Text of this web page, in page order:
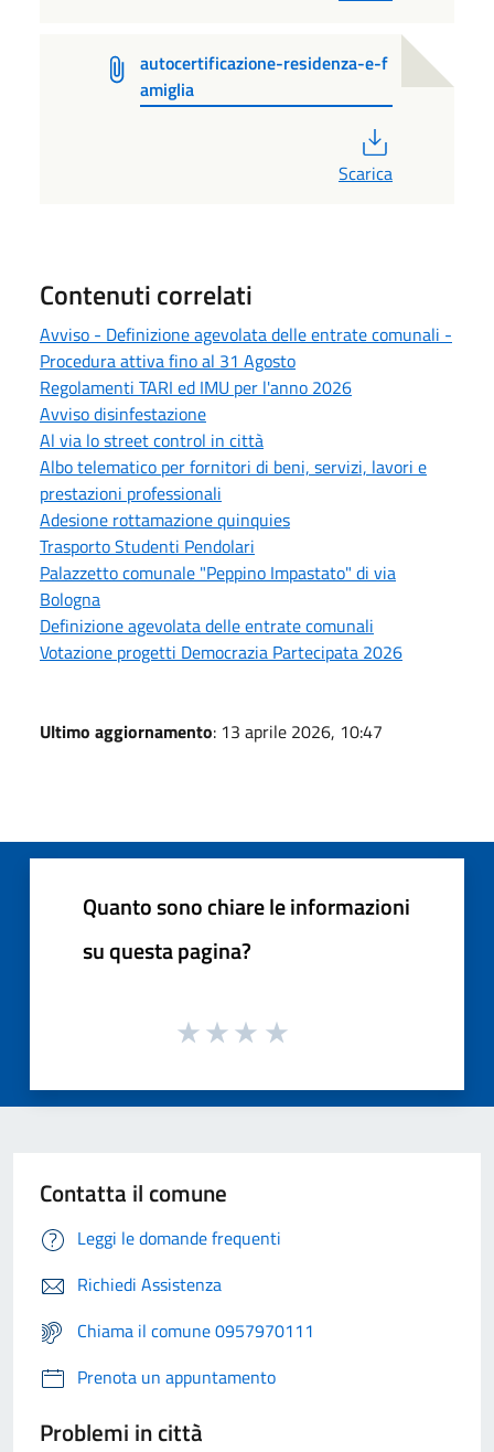
autocertificazione-residenza-e-f
amiglia
Scarica
Contenuti correlati
Avviso - Definizione agevolata delle entrate comunali -
Procedura attiva fino al 31 Agosto
Regolamenti TARI ed IMU per l'anno 2026
Avviso disinfestazione
Al via lo street control in città
Albo telematico per fornitori di beni, servizi, lavori e
prestazioni professionali
Adesione rottamazione quinquies
Trasporto Studenti Pendolari
Palazzetto comunale "Peppino Impastato" di via
Bologna
Definizione agevolata delle entrate comunali
Votazione progetti Democrazia Partecipata 2026
Ultimo aggiornamento: 13 aprile 2026, 10:47
Quanto sono chiare le informazioni
su questa pagina?
Contatta il comune
Leggi le domande frequenti
Richiedi Assistenza
Chiama il comune 0957970111
Prenota un appuntamento
Problemi in città